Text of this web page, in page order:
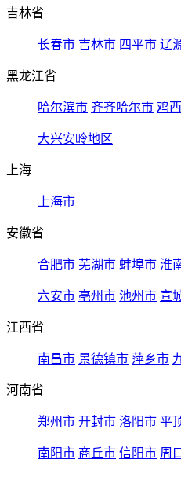
吉林省
长春市 吉林市 四平市 辽
黑龙江省
哈尔滨市 齐齐哈尔市 鸡
大兴安岭地区
上海
上海市
安徽省
合肥市 芜湖市 蚌埠市 淮
六安市 亳州市 池州市 宣
江西省
南昌市 景德镇市 萍乡市
河南省
郑州市 开封市 洛阳市 平
南阳市 商丘市 信阳市 周